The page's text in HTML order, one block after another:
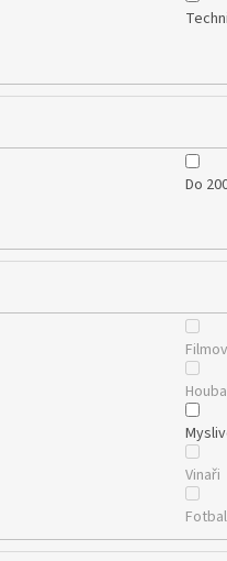
Do
Vinaři